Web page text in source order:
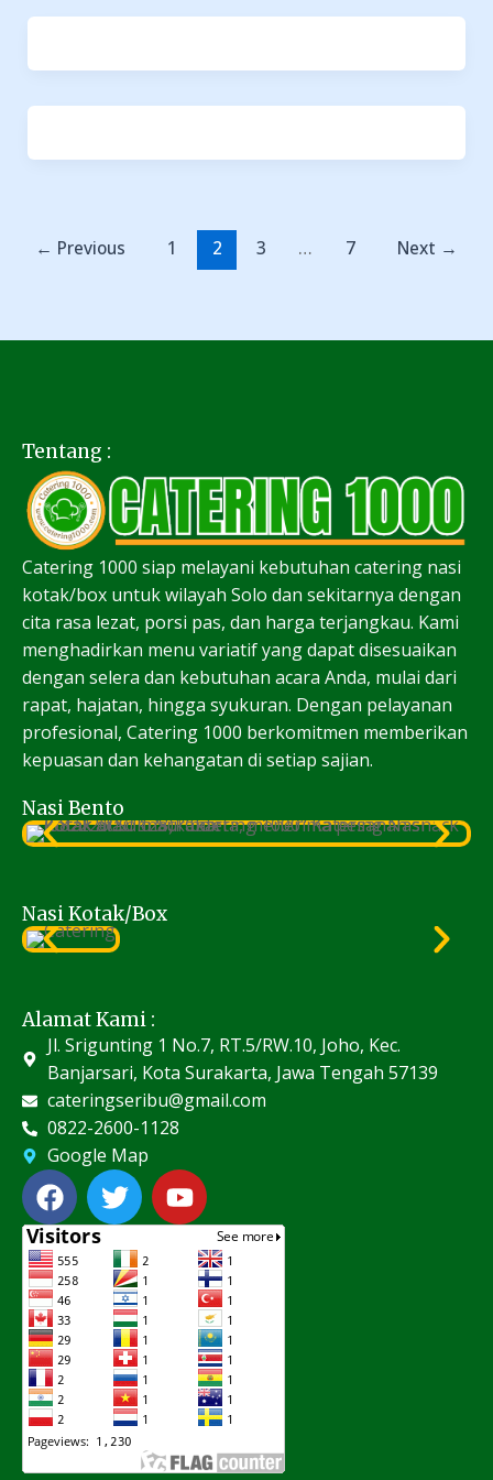
← Previous 1 2 3 … 7 Next →
Tentang :
Catering 1000 siap melayani kebutuhan catering nasi
kotak/box untuk wilayah Solo dan sekitarnya dengan
cita rasa lezat, porsi pas, dan harga terjangkau. Kami
menghadirkan menu variatif yang dapat disesuaikan
dengan selera dan kebutuhan acara Anda, mulai dari
rapat, hajatan, hingga syukuran. Dengan pelayanan
profesional, Catering 1000 berkomitmen memberikan
kepuasan dan kehangatan di setiap sajian.
Nasi Bento
Nasi Kotak/Box
Alamat Kami :
Jl. Srigunting 1 No.7, RT.5/RW.10, Joho, Kec.
Banjarsari, Kota Surakarta, Jawa Tengah 57139
cateringseribu@gmail.com
0822-2600-1128
Google Map
F
a
c
e
b
o
o
k
T
w
i
t
t
e
r
Y
o
u